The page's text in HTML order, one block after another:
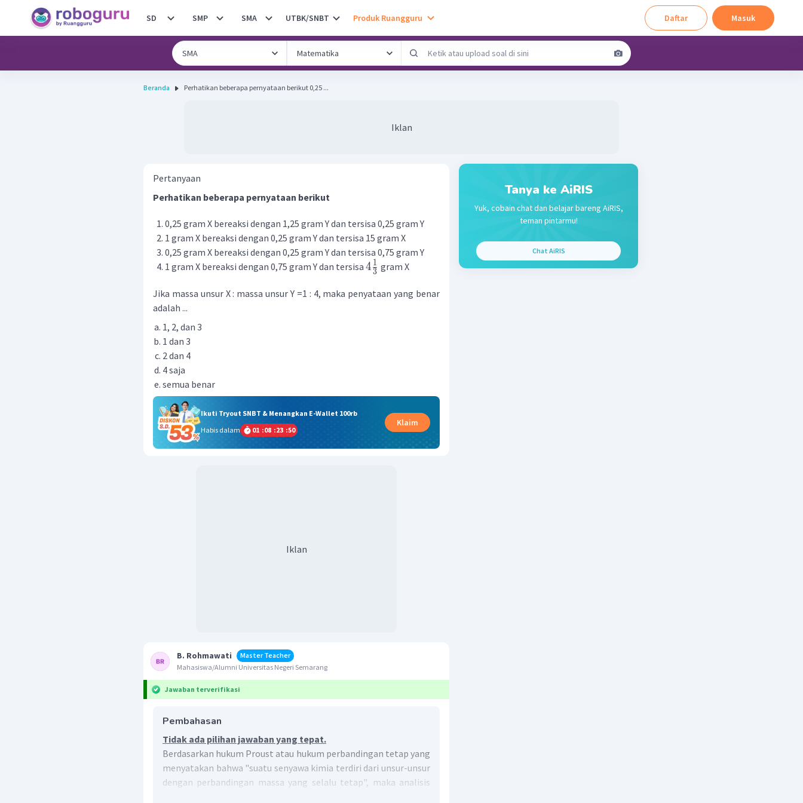
SD SMP SMA UTBK/SNBT Produk Ruangguru Daftar Masuk
Beranda Perhatikan beberapa pernyataan berikut 0,25 ...
Iklan
Pertanyaan
Perhatikan beberapa pernyataan berikut
0,25 gram X bereaksi dengan 1,25 gram Y dan tersisa 0,25 gram Y
1 gram X bereaksi dengan 0,25 gram Y dan tersisa 15 gram X
0,25 gram X bereaksi dengan 0,25 gram Y dan tersisa 0,75 gram Y
1 gram X bereaksi dengan 0,75 gram Y dan tersisa 4 3
1 gram X
Jika massa unsur X : massa unsur Y =1 : 4, maka penyataan yang benar
adalah ...
1, 2, dan 3
1 dan 3
2 dan 4
4 saja
semua benar
Ikuti Tryout SNBT & Menangkan E-Wallet 100rb
Habis dalam
01 :08 :23 :49
Klaim
Iklan
B. Rohmawati
Master Teacher
Mahasiswa/Alumni Universitas Negeri Semarang
Jawaban terverifikasi
Pembahasan
Tidak ada pilihan jawaban yang tepat.
Berdasarkan hukum Proust atau hukum perbandingan tetap yang
menyatakan bahwa "suatu senyawa kimia terdiri dari unsur-unsur
dengan perbandingan massa yang selalu tetap", maka analisis
Tanya ke AiRIS
Yuk, cobain chat dan belajar bareng AiRIS,
teman pintarmu!
Chat AiRIS